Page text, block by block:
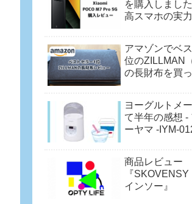
を購入しまし
高スマホの実
アマゾンでベ
位のZILLMAN
の長財布を買
ヨーグルトメ
て半年の感想 -
ーヤマ -IYM-
商品レビュー
『
インソー』